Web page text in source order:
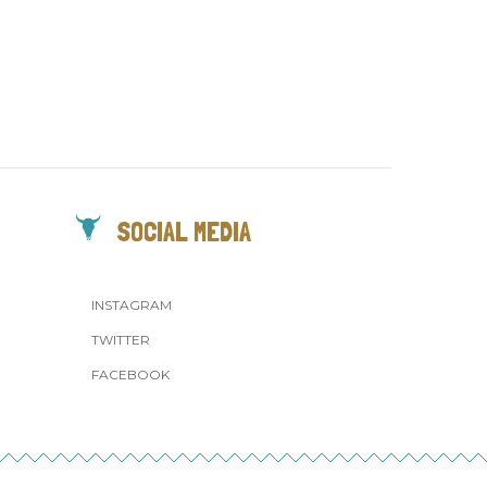
SOCIAL MEDIA
INSTAGRAM
TWITTER
FACEBOOK